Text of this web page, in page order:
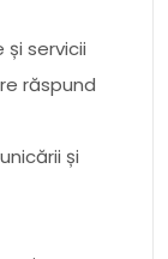
servicii
răspund
și